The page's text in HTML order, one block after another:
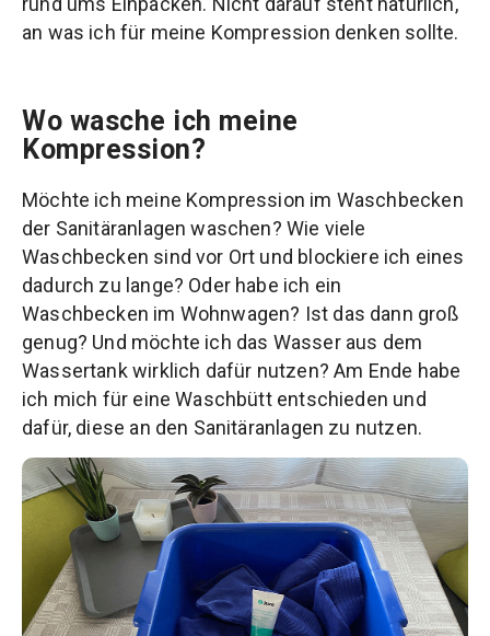
an was ich für meine Kompression denken sollte.
Wo wasche ich meine
Kompression?
Möchte ich meine Kompression im Waschbecken
der Sanitäranlagen waschen? Wie viele
Waschbecken sind vor Ort und blockiere ich eines
dadurch zu lange? Oder habe ich ein
Waschbecken im Wohnwagen? Ist das dann groß
genug? Und möchte ich das Wasser aus dem
Wassertank wirklich dafür nutzen? Am Ende habe
ich mich für eine Waschbütt entschieden und
dafür, diese an den Sanitäranlagen zu nutzen.